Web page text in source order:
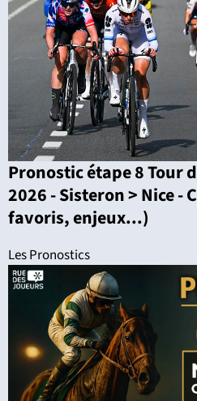
Pronostic étape 8 Tour
2026 - Sisteron > Nice -
favoris, enjeux...)
Les Pronostics